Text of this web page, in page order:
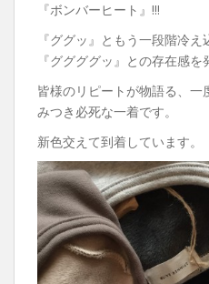
『ボンバーヒート』!!!
『ググッ』ともう一段階冷え
『ググググッ』との存在感を
皆様のリピートが物語る、
みつき必死な一着です。
新色交えて到着しています。